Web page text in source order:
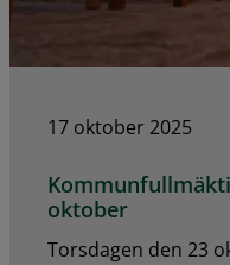
17 oktober 2025
oktober
Torsdagen den 23